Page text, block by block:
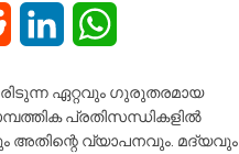
Reddit LinkedIn
ഏറ്റവും ഗുരുതരമായ
പ്രതിസന്ധികളിൽ
അതിന്റെ വ്യാപനവും. മദ്യവും